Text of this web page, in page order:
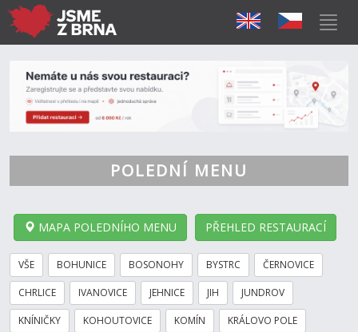
POLEDNÍ MENU
MAPA POLEDNÍHO MENU PŘEHLED RESTAURACÍ
VŠE BOHUNICE BOSONOHY BYSTRC ČERNOVICE
CHRLICE IVANOVICE JEHNICE JIH JUNDROV
KNÍNIČKY KOHOUTOVICE KOMÍN KRÁLOVO POLE